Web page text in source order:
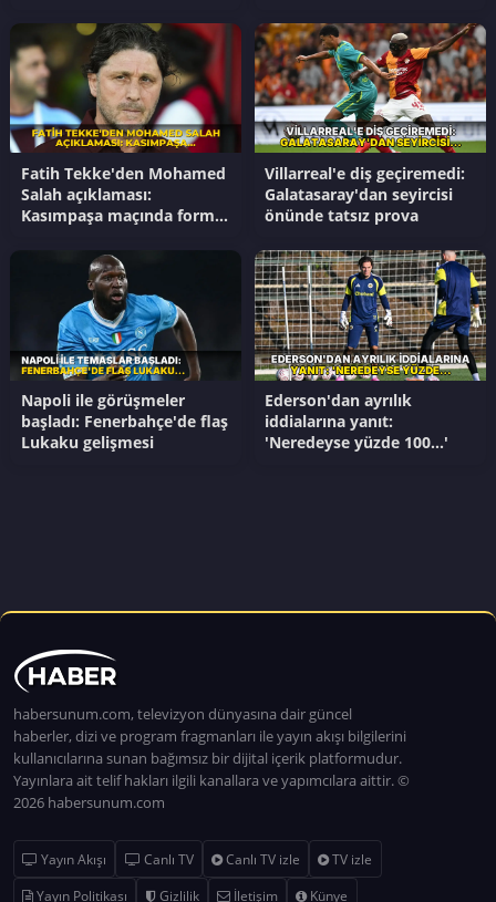
Fatih Tekke'den Mohamed
Salah açıklaması:
Kasımpaşa maçında forma
Villarreal'e diş geçiremedi:
Galatasaray'dan seyircisi
önünde tatsız prova
Napoli ile görüşmeler
başladı: Fenerbahçe'de flaş
Lukaku gelişmesi
Ederson'dan ayrılık
iddialarına yanıt:
'Neredeyse yüzde 100...'
habersunum.com, televizyon dünyasına dair güncel
haberler, dizi ve program fragmanları ile yayın akışı bilgilerini
kullanıcılarına sunan bağımsız bir dijital içerik platformudur.
Yayınlara ait telif hakları ilgili kanallara ve yapımcılara aittir. ©
2026 habersunum.com
Yayın Akışı Canlı TV Canlı TV izle
TV izle
Yayın Politikası
Gizlilik İletişim Künye